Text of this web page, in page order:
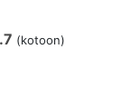
(kotoon)